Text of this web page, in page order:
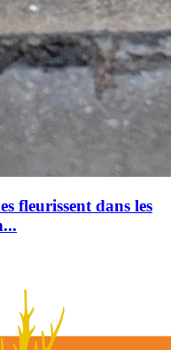
fleurissent dans les